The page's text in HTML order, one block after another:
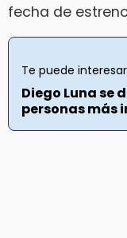
fecha de
Te puede
Diego Luna se
personas más